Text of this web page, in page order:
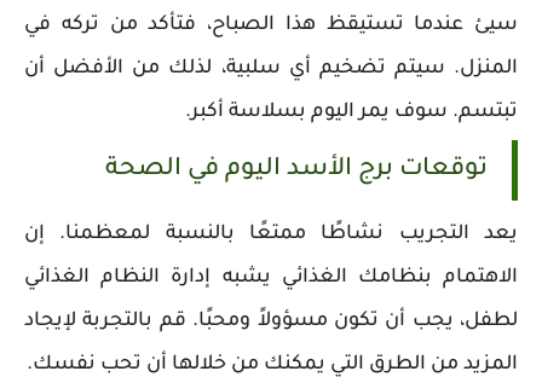
سيئ عندما تستيقظ هذا الصباح، فتأكد من تركه في
المنزل. سيتم تضخيم أي سلبية، لذلك من الأفضل أن
تبتسم. سوف يمر اليوم بسلاسة أكبر.
توقعات برج الأسد اليوم في الصحة
يعد التجريب نشاطًا ممتعًا بالنسبة لمعظمنا. إن
الاهتمام بنظامك الغذائي يشبه إدارة النظام الغذائي
لطفل، يجب أن تكون مسؤولاً ومحبًا. قم بالتجربة لإيجاد
المزيد من الطرق التي يمكنك من خلالها أن تحب نفسك.